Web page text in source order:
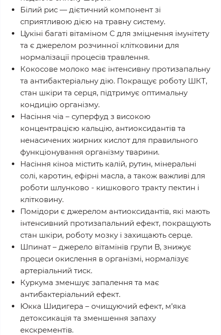
Білий рис — дієтичний компонент зі
сприятливою дією на травну систему.
Цукіні багаті вітаміном С для зміцнення імунітету
та є джерелом розчинної клітковини для
нормалізації процесів травлення.
Кокосове молоко має інтенсивну протизапальну
та антибактеріальну дію. Покращує роботу ШКТ,
стан шкіри та серця, підтримує оптимальну
кондицію організму.
Насіння чіа – суперфуд з високою
концентрацією кальцію, антиоксидантів та
ненасичених жирних кислот для правильного
функціонування організму тварини.
Насіння кіноа містить калій, рутин, мінеральні
солі, каротин, ефірні масла, а також важливі для
роботи шлунково - кишкового тракту пектин і
клітковину.
Помідори є джерелом антиоксидантів, які мають
інтенсивний протизапальний ефект, покращують
стан шкіри, роботу мозку і захищають серце.
Шпинат – джерело вітамінів групи B, знижує
процеси окислення в організмі, нормалізує
артеріальний тиск.
Куркума зменшує запалення та має
антибактеріальний ефект.
Юкка Шидигера – очищуючий ефект, м’яка
детоксикація та зменшення запаху
екскрементів.